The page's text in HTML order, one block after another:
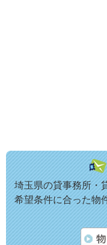
埼玉県の貸事務所・
希望条件に合った物